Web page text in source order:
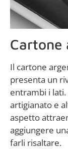
Cartone
Il cartone
presenta un
entrambi i
artigianato e
aspetto
aggiungere
farli risaltare.